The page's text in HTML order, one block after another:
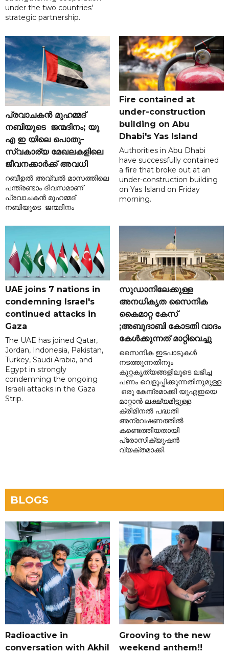
under the two countries'
strategic partnership.
പ്രവാചകൻ മുഹമ്മദ്
നബിയുടെ ജന്മദിനം; യു
എ ഇ യിലെ പൊതു-
സ്വകാര്യ മേഖലകളിലെ
ജീവനക്കാർക്ക് അവധി
റബീഉൽ അവ്വൽ മാസത്തിലെ
പന്ത്രണ്ടാം ദിവസമാണ്
പ്രവാചകൻ മുഹമ്മദ്
നബിയുടെ ജന്മദിനം
Fire contained at
under-construction
building on Abu
Dhabi's Yas Island
Authorities in Abu Dhabi
have successfully contained
a fire that broke out at an
under-construction building
on Yas Island on Friday
morning.
UAE joins 7 nations in
condemning Israel's
continued attacks in
Gaza
The UAE has joined Qatar,
Jordan, Indonesia, Pakistan,
Turkey, Saudi Arabia, and
Egypt in strongly
condemning the ongoing
Israeli attacks in the Gaza
Strip.
സുഡാനിലേക്കുള്ള
അനധികൃത സൈനിക
കൈമാറ്റ കേസ്
;അബുദാബി കോടതി വാദം
കേൾക്കുന്നത് മാറ്റിവെച്ചു
സൈനിക ഇടപാടുകൾ
നടത്തുന്നതിനും
കുറ്റകൃത്യങ്ങളിലൂടെ ലഭിച്ച
പണം വെളുപ്പിക്കുന്നതിനുമുള്ള
ഒരു കേന്ദ്രമാക്കി യുഎഇയെ
മാറ്റാൻ ലക്ഷ്യമിട്ടുള്ള
ക്രിമിനൽ പദ്ധതി
അന്വേഷണത്തിൽ
കണ്ടെത്തിയതായി
പ്രോസിക്യൂഷൻ
വ്യക്തമാക്കി.
BLOGS
Radioactive in
conversation with Akhil
Grooving to the new
weekend anthem!!